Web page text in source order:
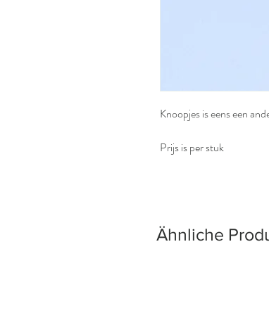
Knoopjes is eens een
Prijs is per stuk
Ähnliche